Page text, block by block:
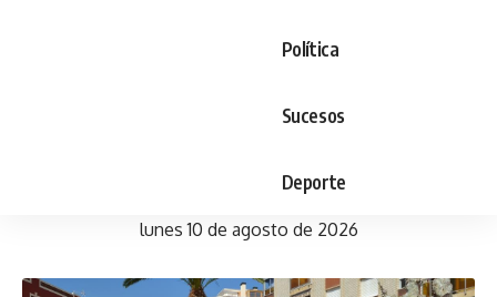
Política
Sucesos
Deporte
lunes 10 de agosto de 2026